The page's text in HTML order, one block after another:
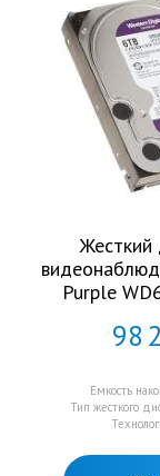
Жесткий
Purple
98
Емкость
Тип жесткого